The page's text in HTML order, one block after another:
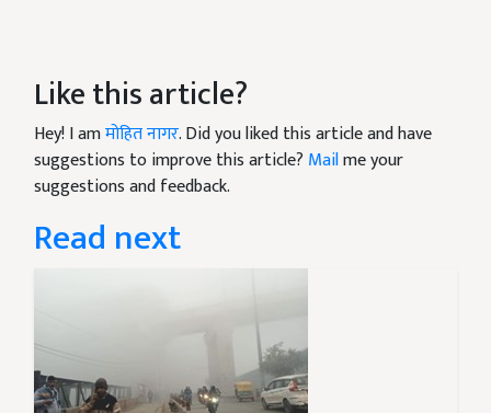
Like this article?
Hey! I amमोहित नागर. Did you liked this article and have
suggestions to improve this article? Mailme your
suggestions and feedback.
Read next